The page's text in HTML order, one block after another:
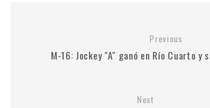
Previous
M-16: Jockey "A" ganó en Río Cuarto y
Next